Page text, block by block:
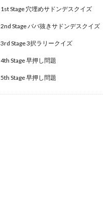
1st Stage 穴埋めサドンデスクイズ
2nd Stage ババ抜きサドンデスクイズ
3rd Stage 3択ラリークイズ
4th Stage 早押し問題
5th Stage 早押し問題